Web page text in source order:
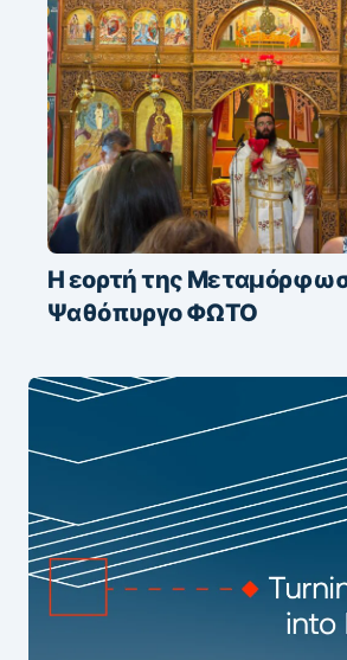
Η εορτή της
Ψαθόπυργο ΦΩΤΟ